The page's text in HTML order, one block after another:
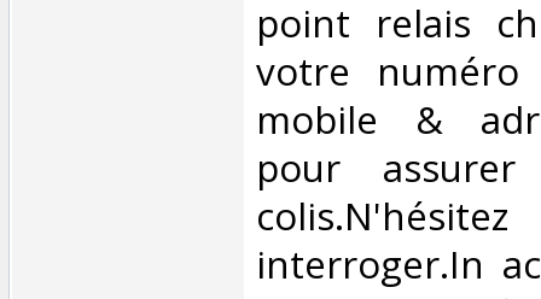
point relais
votre numéro
mobile &
pour
interroger.In